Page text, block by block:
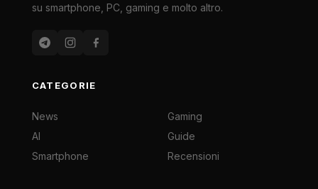
su smartphone, PC, gaming e molto altro.
CATEGORIE
News
AI
Smartphone
Gaming
Guide
Recensioni